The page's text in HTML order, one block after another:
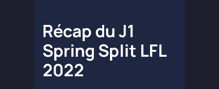
Récap du J1
Spring Split LFL
2022